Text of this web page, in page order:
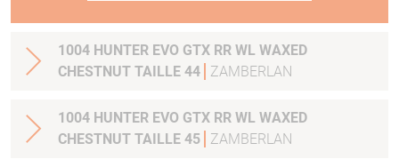
1004 HUNTER EVO GTX RR WL WAXED
CHESTNUT TAILLE 44
ZAMBERLAN
1004 HUNTER EVO GTX RR WL WAXED
CHESTNUT TAILLE 45
ZAMBERLAN